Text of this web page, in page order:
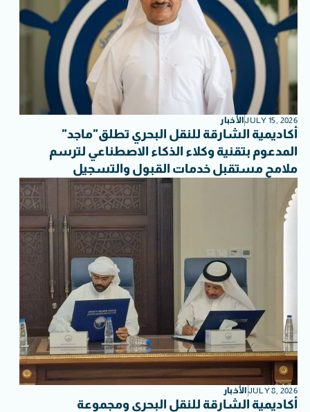
JULY 15, 2026الأخبار
أكاديمية الشارقة للنقل البحري تطلق"ماجد"
المدعوم بتقنية وكلاء الذكاء الاصطناعي لترسم
ملامح مستقبل خدمات القبول والتسجيل
JULY 8, 2026 الأخبار
أكاديمية الشارقة للنقل البحري ومجموعة